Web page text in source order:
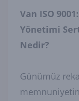
Van ISO
Yönetimi
Nedir?
Günümüz